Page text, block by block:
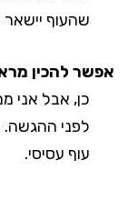
שהעוף יישאר
אפשר להכין
לפני ההגשה.
עוף עסיסי.